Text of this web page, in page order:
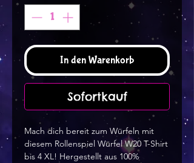
In den Warenkorb
Sofortkauf
Mach dich bereit zum Würfeln mit
diesem Rollenspiel Würfel W20 T-Shirt
bis 4 XL! Hergestellt aus 100%